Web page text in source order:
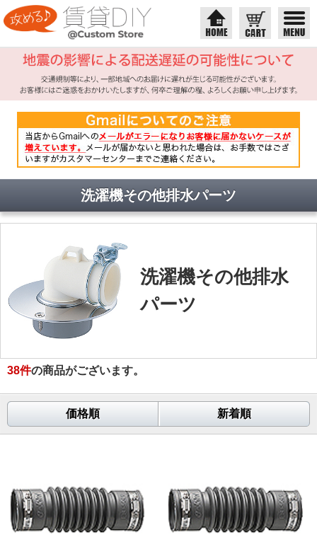
洗濯機その他排水パーツ
洗濯機その他排水
パーツ
38件の商品がございます。
価格順 新着順